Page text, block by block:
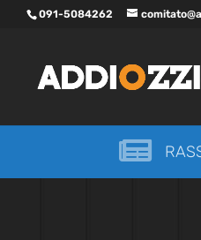
091-5084262
